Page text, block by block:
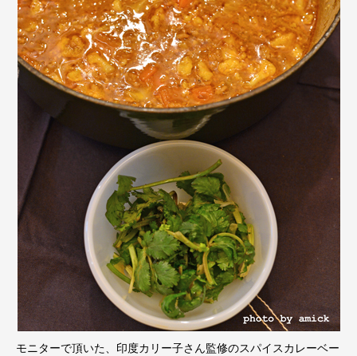
モニターで頂いた、印度カリー子さん監修のスパイスカレーベー